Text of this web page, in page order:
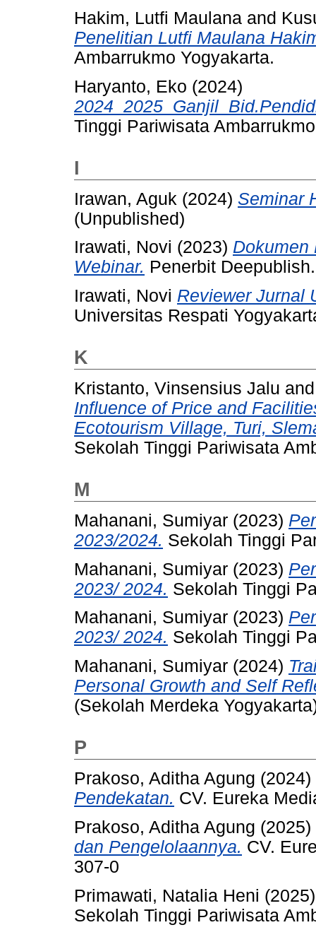
Hakim, Lutfi Maulana and
Penelitian Lutfi Maulana
Ambarrukmo Yogyakarta.
Haryanto, Eko (2024)
Tinggi Pariwisata
I
Irawan, Aguk (2024) Seminar
(Unpublished)
Irawati, Novi (2023) Dokumen
Webinar. Penerbit Deepublish.
Irawati, Novi Reviewer Jurnal
Universitas Respati
K
Kristanto, Vinsensius Jalu
Influence of Price and
Ecotourism Village, Turi,
Sekolah Tinggi Pariwisata
M
Mahanani, Sumiyar (2023)
2023/2024. Sekolah Tinggi
Mahanani, Sumiyar (2023)
2023/ 2024. Sekolah Tinggi
Mahanani, Sumiyar (2023)
2023/ 2024. Sekolah Tinggi
Mahanani, Sumiyar (2024)
Personal Growth and Self
(Sekolah Merdeka
P
Prakoso, Aditha Agung (2024)
Pendekatan. CV. Eureka
Prakoso, Aditha Agung (2025)
dan Pengelolaannya. CV.
307-0
Primawati, Natalia Heni
Sekolah Tinggi Pariwisata